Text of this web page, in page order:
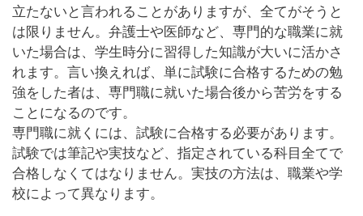
立たないと言われることがありますが、全てがそうと
は限りません。弁護士や医師など、専門的な職業に就
いた場合は、学生時分に習得した知識が大いに活かさ
れます。言い換えれば、単に試験に合格するための勉
強をした者は、専門職に就いた場合後から苦労をする
ことになるのです。
専門職に就くには、試験に合格する必要があります。
試験では筆記や実技など、指定されている科目全てで
合格しなくてはなりません。実技の方法は、職業や学
校によって異なります。